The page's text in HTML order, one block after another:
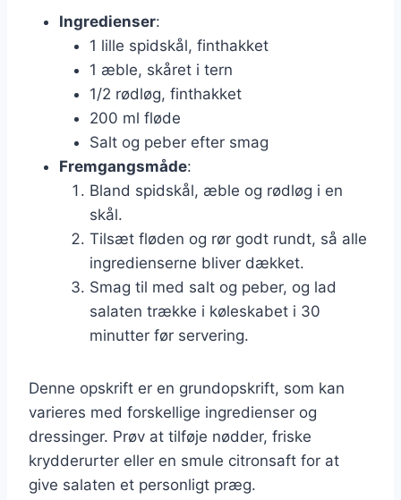
Ingredienser:
1 lille spidskål, finthakket
1 æble, skåret i tern
1/2 rødløg, finthakket
200 ml fløde
Salt og peber efter smag
Fremgangsmåde:
Bland spidskål, æble og rødløg i en
skål.
Tilsæt fløden og rør godt rundt, så alle
ingredienserne bliver dækket.
Smag til med salt og peber, og lad
salaten trække i køleskabet i 30
minutter før servering.
Denne opskrift er en grundopskrift, som kan
varieres med forskellige ingredienser og
dressinger. Prøv at tilføje nødder, friske
krydderurter eller en smule citronsaft for at
give salaten et personligt præg.